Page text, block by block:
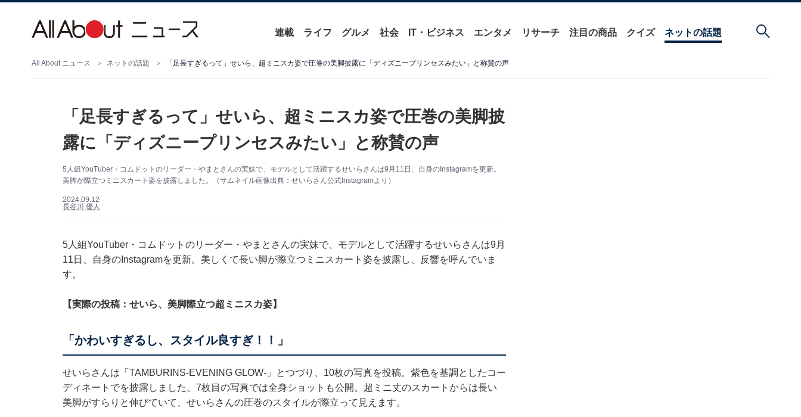
連載 ライフ グルメ 社会 IT・ビジネス エンタメ リサーチ 注目の商品 クイズ ネットの話題
All About ニュース ネットの話題 「足長すぎるって」せいら、超ミニスカ姿で圧巻の美脚披露に「ディズニープリンセスみたい」と称賛の声
「足長すぎるって」せいら、超ミニスカ姿で圧巻の美脚披
露に「ディズニープリンセスみたい」と称賛の声
5人組YouTuber・コムドットのリーダー・やまとさんの実妹で、モデルとして活躍するせいらさんは9月11日、自身のInstagramを更新。
美脚が際立つミニスカート姿を披露しました。（サムネイル画像出典：せいらさん公式Instagramより）
2024.09.12
長谷川 優人
5人組YouTuber・コムドットのリーダー・やまとさんの実妹で、モデルとして活躍するせいらさんは9月
11日、自身のInstagramを更新。美しくて長い脚が際立つミニスカート姿を披露し、反響を呼んでいま
す。
【実際の投稿：せいら、美脚際立つ超ミニスカ姿】
「かわいすぎるし、スタイル良すぎ！！」
せいらさんは「TAMBURINS-EVENING GLOW-」とつづり、10枚の写真を投稿。紫色を基調としたコー
ディネートでを披露しました。7枚目の写真では全身ショットも公開。超ミニ丈のスカートからは長い
美脚がすらりと伸びていて、せいらさんの圧巻のスタイルが際立って見えます。